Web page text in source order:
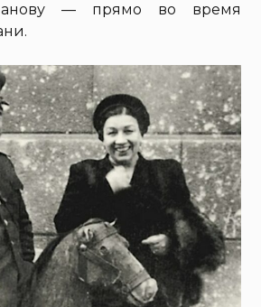
— прямо во время